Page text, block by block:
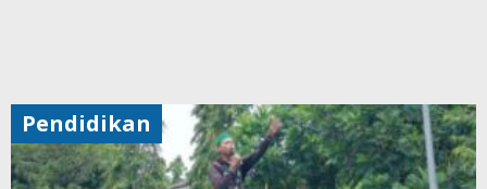
Pendidikan